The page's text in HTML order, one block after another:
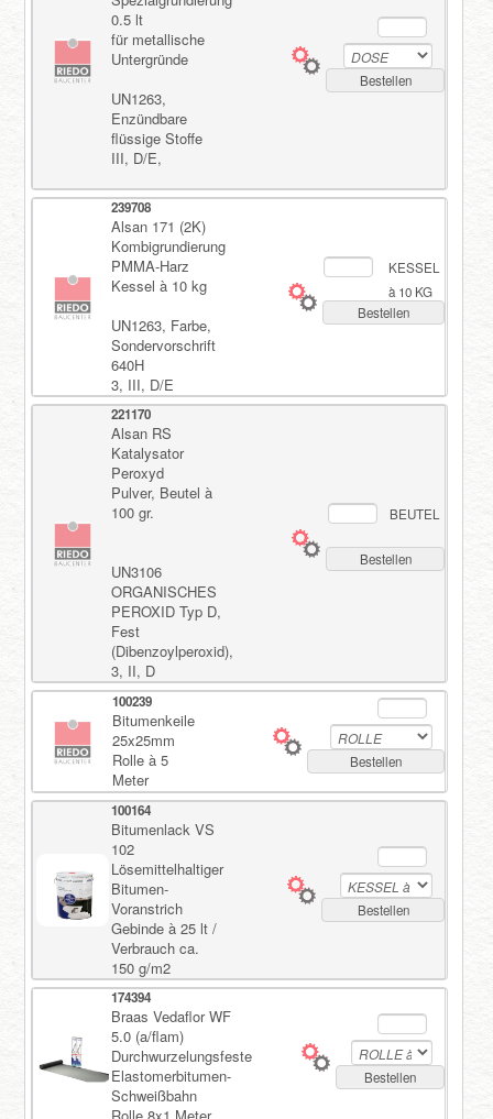
0.5 lt
für metallische
Untergründe
UN1263,
Enzündbare
flüssige Stoffe
III, D/E,
Bestellen
239708
Alsan 171 (2K)
Kombigrundierung
PMMA-Harz
Kessel à 10 kg
UN1263, Farbe,
Sondervorschrift
640H
3, III, D/E
KESSEL
à 10 KG
Bestellen
221170
Alsan RS
Katalysator
Peroxyd
Pulver, Beutel à
100 gr.
UN3106
ORGANISCHES
PEROXID Typ D,
Fest
(Dibenzoylperoxid),
3, II, D
BEUTEL
Bestellen
100239
Bitumenkeile
25x25mm
Rolle à 5
Meter
Bestellen
100164
Bitumenlack VS
102
Lösemittelhaltiger
Bitumen-
Voranstrich
Gebinde à 25 lt /
Verbrauch ca.
150 g/m2
Bestellen
174394
Braas Vedaflor WF
5.0 (a/flam)
Durchwurzelungsfeste
Elastomerbitumen-
Schweißbahn
Bestellen